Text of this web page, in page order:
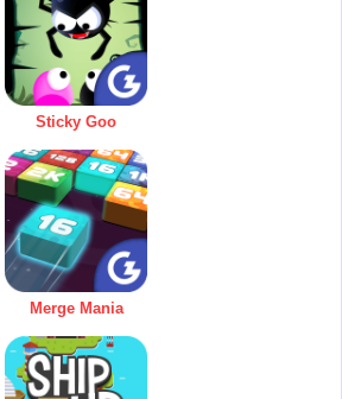
Sticky Goo
Merge Mania